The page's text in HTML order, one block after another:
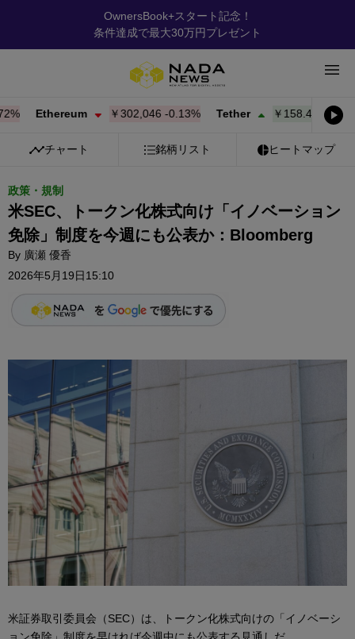
OwnersBook+スタート記念！
条件達成で最大30万円プレゼント
Ethereum ￥302,077-0.12% Tether ￥158.45+0.03%
チャート 銘柄リスト ヒートマップ
政策・規制
米SEC、トークン化株式向け「イノベーション
免除」制度を今週にも公表か：Bloomberg
By 廣瀬 優香
2026年5月19日15:10
米証券取引委員会（SEC）は、トークン化株式向けの「イノベーシ